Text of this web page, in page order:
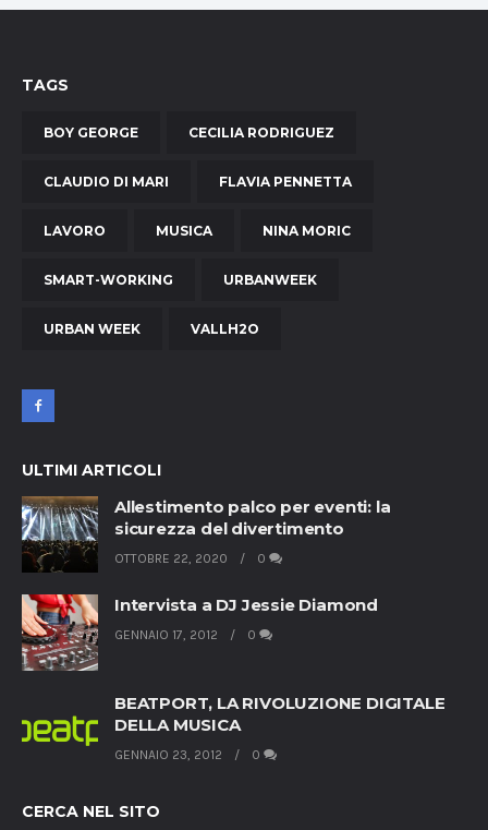
TAGS
BOY GEORGE CECILIA RODRIGUEZ
CLAUDIO DI MARI FLAVIA PENNETTA
LAVORO MUSICA NINA MORIC
SMART-WORKING URBANWEEK
URBAN WEEK VALLH2O
ULTIMI ARTICOLI
Allestimento palco per eventi: la
sicurezza del divertimento
OTTOBRE 22, 2020 0
Intervista a DJ Jessie Diamond
GENNAIO 17, 2012 0
BEATPORT, LA RIVOLUZIONE DIGITALE
DELLA MUSICA
GENNAIO 23, 2012 0
CERCA NEL SITO